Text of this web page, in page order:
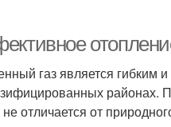
газ является гибким
районах.
отличается от